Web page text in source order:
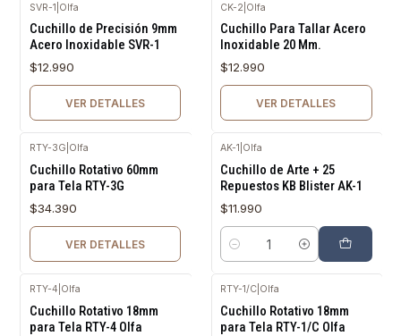
SVR-1 Olfa
Cuchillo de Precisión 9mm
Acero Inoxidable SVR-1
$12.990
VER DETALLES
CK-2 Olfa
Cuchillo Para Tallar Acero
Inoxidable 20 Mm.
$12.990
VER DETALLES
RTY-3G Olfa
Cuchillo Rotativo 60mm
para Tela RTY-3G
$34.390
VER DETALLES
AK-1 Olfa
Cuchillo de Arte + 25
Repuestos KB Blister AK-1
$11.990
Cantidad
RTY-4 Olfa
Cuchillo Rotativo 18mm
para Tela RTY-4 Olfa
RTY-1/C Olfa
Cuchillo Rotativo 18mm
para Tela RTY-1/C Olfa